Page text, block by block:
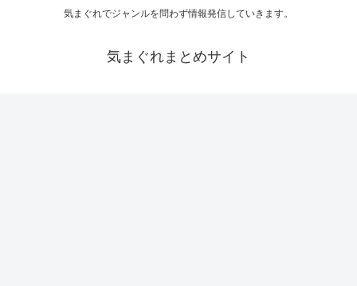
気まぐれでジャンルを問わず情報発信していきます。
気まぐれまとめサイト